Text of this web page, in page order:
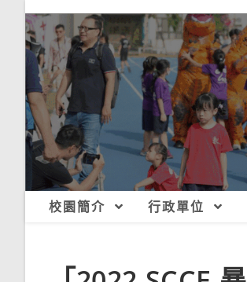
校園簡介 行政單位